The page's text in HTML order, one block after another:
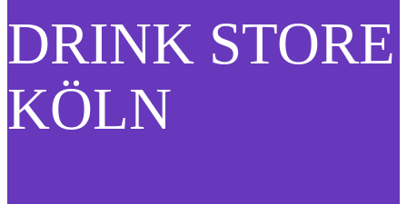
DRINK STORE
KÖLN